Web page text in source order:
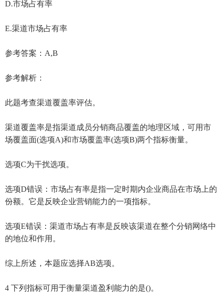
D.市场占有率
E.渠道市场占有率
参考答案：A,B
参考解析：
此题考查渠道覆盖率评估。
渠道覆盖率是指渠道成员分销商品覆盖的地理区域，可用市
场覆盖面(选项A)和市场覆盖率(选项B)两个指标衡量。
选项C为干扰选项。
选项D错误：市场占有率是指一定时期内企业商品在市场上的
份额。它是反映企业营销能力的一项指标。
选项E错误：渠道市场占有率是反映该渠道在整个分销网络中
的地位和作用。
综上所述，本题应选择AB选项。
4 下列指标可用于衡量渠道盈利能力的是()。